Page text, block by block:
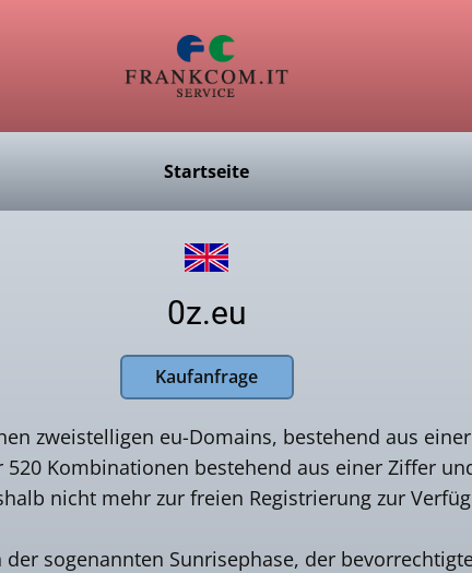
Startseite
0z.eu
Kaufanfrage
zweistelligen eu-Domains, bestehend aus
Kombinationen bestehend aus einer Ziffer
nicht mehr zur freien Registrierung zur
sogenannten Sunrisephase, der